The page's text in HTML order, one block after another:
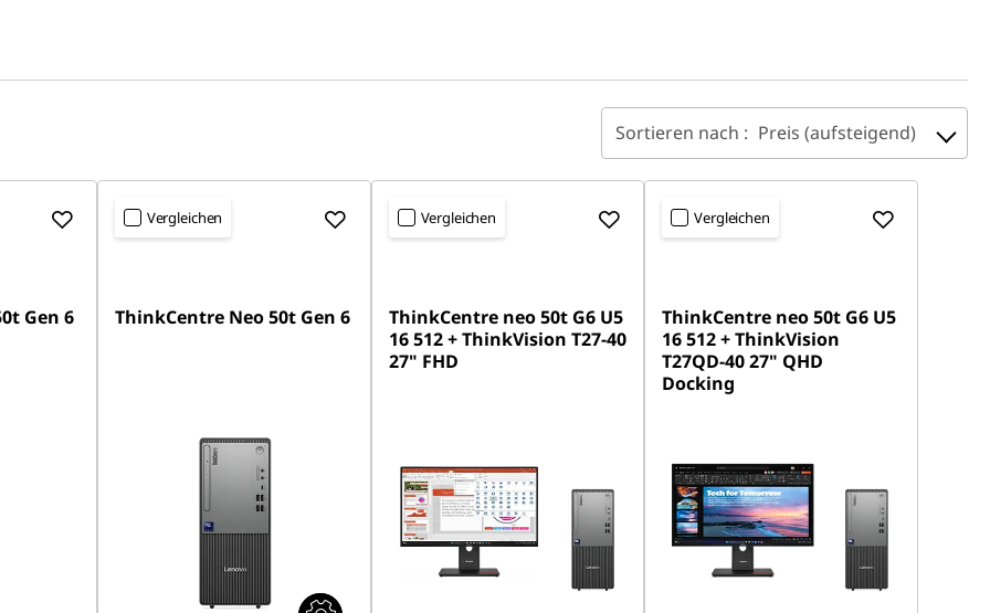
Sortieren nach : Preis (aufsteigend)
Gen 6
Vergleichen
ThinkCentre Neo 50t Gen 6
Vergleichen
ThinkCentre neo 50t G6 U5
16 512 + ThinkVision T27-40
27" FHD
Vergleichen
ThinkCentre neo 50t G6 U5
16 512 + ThinkVision
T27QD-40 27" QHD
Docking